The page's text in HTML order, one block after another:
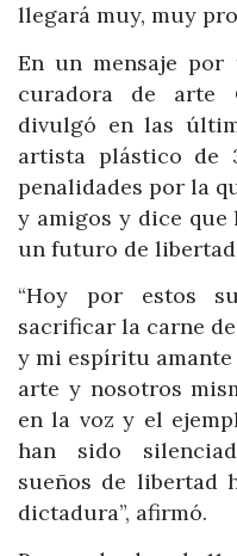
llegará muy, muy
En un mensaje
curadora de arte
divulgó en las
artista plástico de
penalidades por la
y amigos y dice que
un futuro de libertad
“Hoy por estos
sacrificar la carne
y mi espíritu
arte y nosotros
en la voz y el
han sido
sueños de libertad
dictadura”, afirmó.